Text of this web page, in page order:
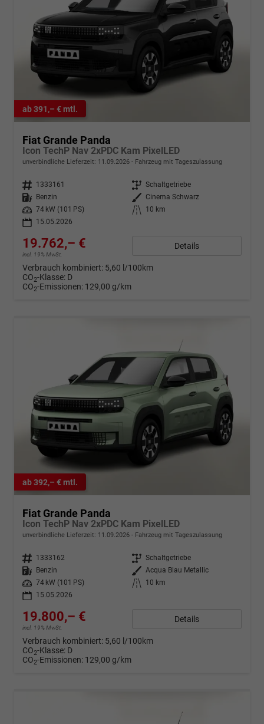
ab 391,– € mtl.
Fiat Grande Panda
Icon TechP Nav 2xPDC Kam PixelLED
unverbindliche Lieferzeit: 11.09.2026 Fahrzeug mit Tageszulassung
Fahrzeugnr. 1333161 Getriebe Schaltgetriebe
Kraftstoff
Benzin Außenfarbe Cinema Schwarz
Leistung
74 kW (101 PS) Kilometerstand
10 km
15.05.2026
19.762,– €
incl. 19% MwSt.
Details
Verbrauch kombiniert: 5,60 l/100km
CO2-Klasse: D
CO2-Emissionen: 129,00 g/km
ab 392,– € mtl.
Fiat Grande Panda
Icon TechP Nav 2xPDC Kam PixelLED
unverbindliche Lieferzeit: 11.09.2026 Fahrzeug mit Tageszulassung
Fahrzeugnr. 1333162 Getriebe Schaltgetriebe
Kraftstoff
Benzin Außenfarbe Acqua Blau Metallic
Leistung
74 kW (101 PS) Kilometerstand
10 km
15.05.2026
19.800,– €
incl. 19% MwSt.
Details
Verbrauch kombiniert: 5,60 l/100km
CO2-Klasse: D
CO2-Emissionen: 129,00 g/km